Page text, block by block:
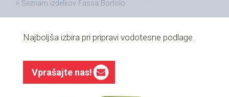
> Seznam izdelkov Fassa Bortolo
Najboljša izbira pri pripravi vodotesne podlage.
Vprašajte nas!